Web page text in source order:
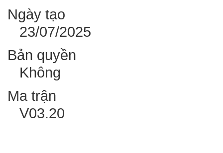
Ngày tạo
23/07/2025
Bản quyền
Không
Ma trận
V03.20